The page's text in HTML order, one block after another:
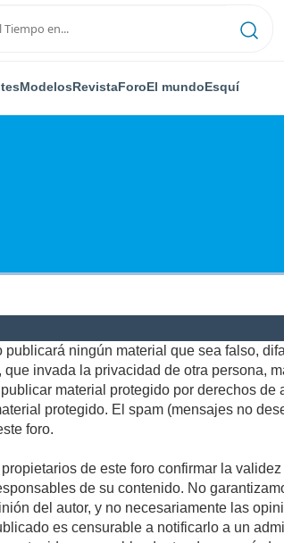
ModelosRevistaForoEl mundoEsquí
ningún material que sea falso,
invada la privacidad de otra persona,
material protegido por derechos
protegido. El spam (mensajes no
foro.
de este foro confirmar la
de su contenido. No
del autor, y no necesariamente las
es censurable a notificarlo a un